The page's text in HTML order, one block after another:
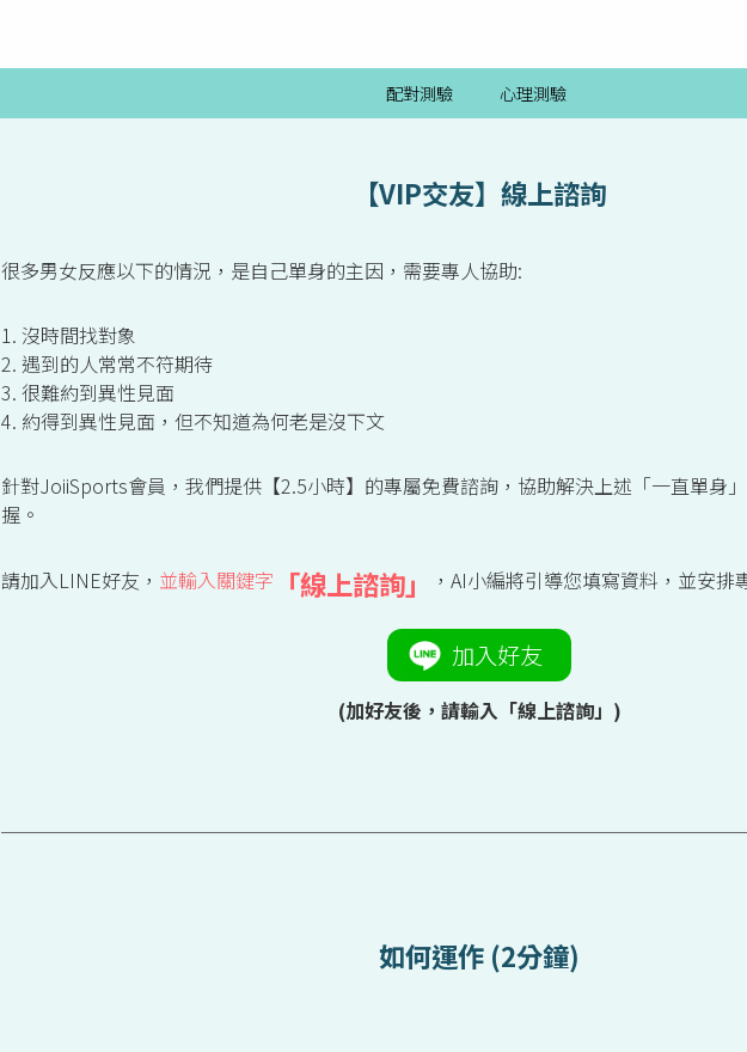
配對測驗 心理測驗
【VIP交友】線上諮詢
很多男女反應以下的情況，是自己單身的主因，需要專人協助:
1. 沒時間找對象
2. 遇到的人常常不符期待
3. 很難約到異性見面
4. 約得到異性見面，但不知道為何老是沒下文
針對JoiiSports會員，我們提供【2.5小時】的專屬免費諮詢，協助解決上述「一直單身
握。
請加入LINE好友， 並輸入關鍵字 「線上諮詢」 ，AI小編將引導您填寫資料，並安排
加入好友
(加好友後，請輸入「線上諮詢」)
如何運作 (2分鐘)